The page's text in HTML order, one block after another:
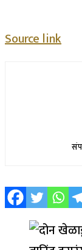
Source link